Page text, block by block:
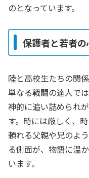
のとなっています。
保護者と若者
陸と高校生たちの関
単なる戦闘の達人で
神的に追い詰められ
す。時には厳しく、
頼れる父親や兄のよ
る側面が、物語に温
います。